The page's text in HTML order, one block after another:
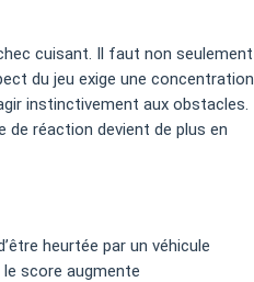
cuisant. Il faut non seulement
du jeu exige une concentration
instinctivement aux obstacles.
de réaction devient de plus en
heurtée par un véhicule
score augmente